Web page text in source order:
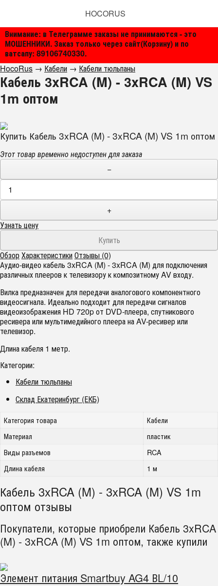
Внимание: в Телеграмме заказы не принимаются - это
МОШЕННИКИ. Заказ только через сайт(Корзину) и по
ватсапу: 89106740330.
HOCORUS
HocoRus → Кабели → Кабели тюльпаны
Кабель 3xRCA (M) - 3xRCA (M) VS
1m оптом
Купить Кабель 3xRCA (M) - 3xRCA (M) VS 1m оптом
Этот товар временно недоступен для заказа
−
+
Узнать цену
ОбзорХарактеристикиОтзывы (0)
Аудио-видео кабель 3xRCA (M) - 3xRCA (M) для подключения
различных плееров к телевизору к композитному AV входу.
Вилка предназначен для передачи аналогового компонентного
видеосигнала. Идеально подходит для передачи сигналов
видеоизображения HD 720p от DVD-плеера, спутникового
ресивера или мультимедийного плеера на AV-ресивер или
телевизор.
Длина кабеля 1 метр.
Категории:
Кабели тюльпаны
Склад Екатеринбург (ЕКБ)
Категория товара
Кабели
Материал
пластик
Виды разъемов
RCA
Длина кабеля
1 м
Кабель 3xRCA (M) - 3xRCA (M) VS 1m
оптом отзывы
Покупатели, которые приобрели Кабель 3xRCA
(M) - 3xRCA (M) VS 1m оптом, также купили
Элемент питания Smartbuy AG4 ВL/10